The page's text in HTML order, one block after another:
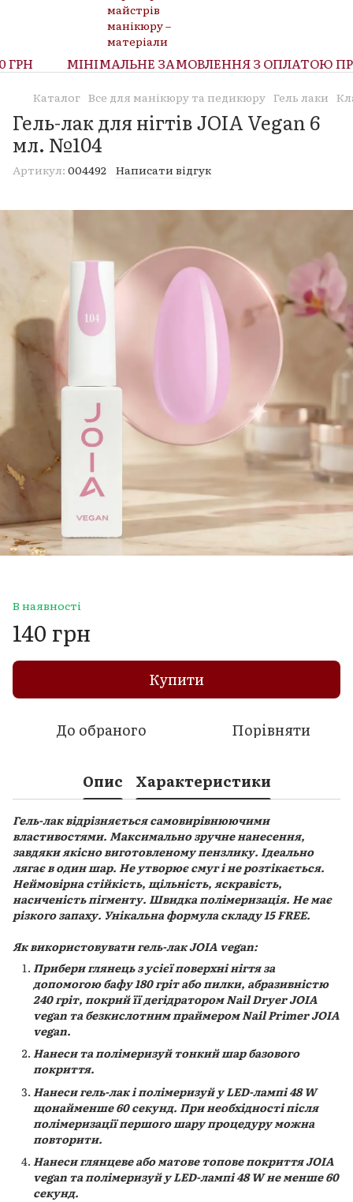
МІНІМАЛЬНЕ ЗАМОВЛЕННЯ З ОПЛАТОЮ
Каталог Все для манікюру та педикюру Гель лаки
Гель-лак для нігтів JOIA Vegan 6
мл. №104
Артикул: 004492 Написати відгук
В наявності
140 грн
Купити
До обраного Порівняти
Опис Характеристики
Гель-лак відрізняється самовирівнюючими
властивостями. Максимально зручне нанесення,
завдяки якісно виготовленому пензлику. Ідеально
лягає в один шар. Не утворює смуг і не розтікається.
Неймовірна стійкість, щільність, яскравість,
насиченість пігменту. Швидка полімеризація. Не має
різкого запаху. Унікальна формула складу 15 FREE.
Як використовувати гель-лак JOIA vegan:
Прибери глянець з усієї поверхні нігтя за
допомогою бафу 180 гріт або пилки, абразивністю
240 гріт, покрий її дегідратором Nail Dryer JOIA
vegan та безкислотним праймером Nail Primer JOIA
vegan.
Нанеси та полімеризуй тонкий шар базового
покриття.
Нанеси гель-лак і полімеризуй у LED-лампі 48 W
щонайменше 60 секунд. При необхідності після
полімеризації першого шару процедуру можна
повторити.
Нанеси глянцеве або матове топове покриття JOIA
vegan та полімеризуй у LED-лампі 48 W не менше 60
секунд.